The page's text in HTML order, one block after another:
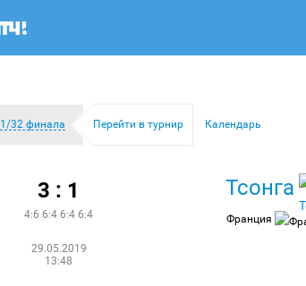
1/32 финала Перейти в турнир Календарь
3 : 1
4:6 6:4 6:4 6:4
29.05.2019
13:48
Тсонга
Франция